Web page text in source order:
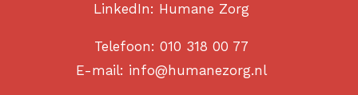
LinkedIn: Humane Zorg
Telefoon: 010 318 00 77
E-mail: info@humanezorg.nl